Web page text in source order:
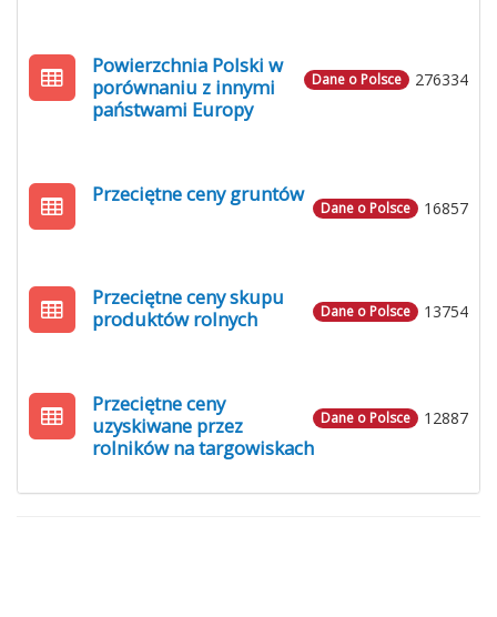
276334
Dane o Polsce
Powierzchnia Polski w
porównaniu z innymi
państwami Europy
16857
Dane o Polsce
Przeciętne ceny gruntów
13754
Dane o Polsce
Przeciętne ceny skupu
produktów rolnych
12887
Dane o Polsce
Przeciętne ceny
uzyskiwane przez
rolników na targowiskach